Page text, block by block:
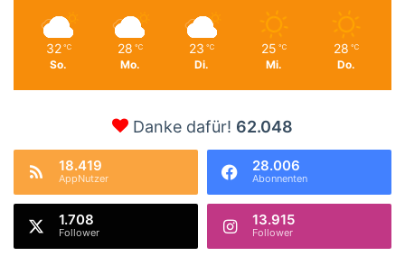
32 ℃
So.
28 ℃
Mo.
23 ℃
Di.
25 ℃
Mi.
28 ℃
Do.
Danke dafür! 62.048
18.419
AppNutzer
28.006
Abonnenten
1.708
Follower
13.915
Follower